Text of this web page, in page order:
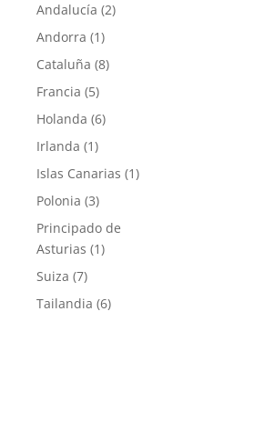
Andalucía (2)
Andorra (1)
Cataluña (8)
Francia (5)
Holanda (6)
Irlanda (1)
Islas Canarias (1)
Polonia (3)
Principado de
Asturias (1)
Suiza (7)
Tailandia (6)